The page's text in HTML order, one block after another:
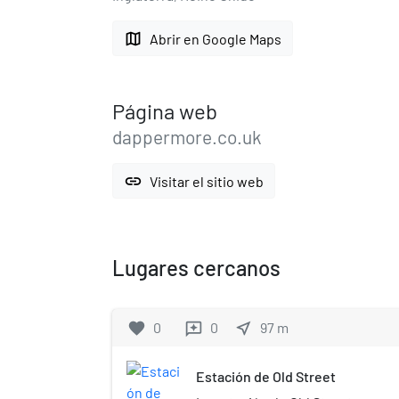
map Abrir en Google Maps
Página web
dappermore.co.uk
link Visitar el sitio web
Lugares cercanos
favorite 0 reviews 0 near_me 97 m
Estación de Old Street